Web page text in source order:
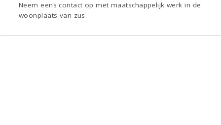
Neem eens contact op met maatschappelijk werk in de
woonplaats van zus.